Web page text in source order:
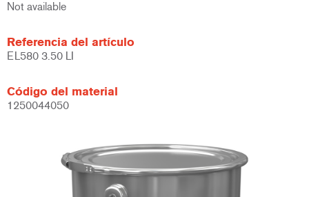
Not available
Referencia del artículo
EL580 3.50 LI
Código del material
1250044050